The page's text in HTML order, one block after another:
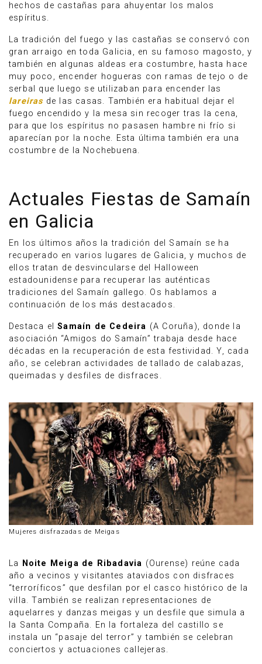
hechos de castañas para ahuyentar los malos
espíritus.
La tradición del fuego y las castañas se conservó con
gran arraigo en toda Galicia, en su famoso magosto, y
también en algunas aldeas era costumbre, hasta hace
muy poco, encender hogueras con ramas de tejo o de
serbal que luego se utilizaban para encender las
lareirasde las casas. También era habitual dejar el
fuego encendido y la mesa sin recoger tras la cena,
para que los espíritus no pasasen hambre ni frío si
aparecían por la noche. Esta última también era una
costumbre de la Nochebuena.
Actuales Fiestas de Samaín
en Galicia
En los últimos años la tradición del Samaín se ha
recuperado en varios lugares de Galicia, y muchos de
ellos tratan de desvincularse del Halloween
estadounidense para recuperar las auténticas
tradiciones del Samaín gallego. Os hablamos a
continuación de los más destacados.
Destaca elSamaín de Cedeira (A Coruña), donde la
asociación “Amigos do Samaín” trabaja desde hace
décadas en la recuperación de esta festividad. Y, cada
año, se celebran actividades de tallado de calabazas,
queimadas y desfiles de disfraces.
Mujeres disfrazadas de Meigas
La Noite Meiga de Ribadavia (Ourense) reúne cada
año a vecinos y visitantes ataviados con disfraces
“terroríficos” que desfilan por el casco histórico de la
villa. También se realizan representaciones de
aquelarres y danzas meigas y un desfile que simula a
la Santa Compaña. En la fortaleza del castillo se
instala un “pasaje del terror” y también se celebran
conciertos y actuaciones callejeras.